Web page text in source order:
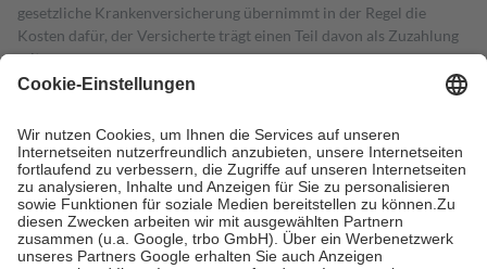
gesetzliche Krankenversicherung übernimmt in der Regel die
Kosten dafür, der Versicherte trägt einen Teil davon als Zuzahlung
mit.
Grundsätzlich leisten Mitglieder Zuzahlungen in Höhe von zehn
höchstens zehn Euro.
Es sind jedoch nie mehr als die tatsächlichen
Kosten der Leistung zu entrichten.
Diese Regeln gelten grundsätzlich auch für Online-Apotheken.
Bei Heilmitteln und häuslicher Krankenpflege beträgt die
Zuzahlung zehn Prozent der Kosten sowie zehn Euro je
Verordnung.
Um das Engagement der Versicherten für ihre eigene Gesundheit zu